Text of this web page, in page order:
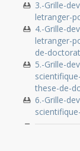
3.-Grille-
letranger-
4.-Grille-
letranger-
de-
5.-Grille-
these-de-
6.-Grille-